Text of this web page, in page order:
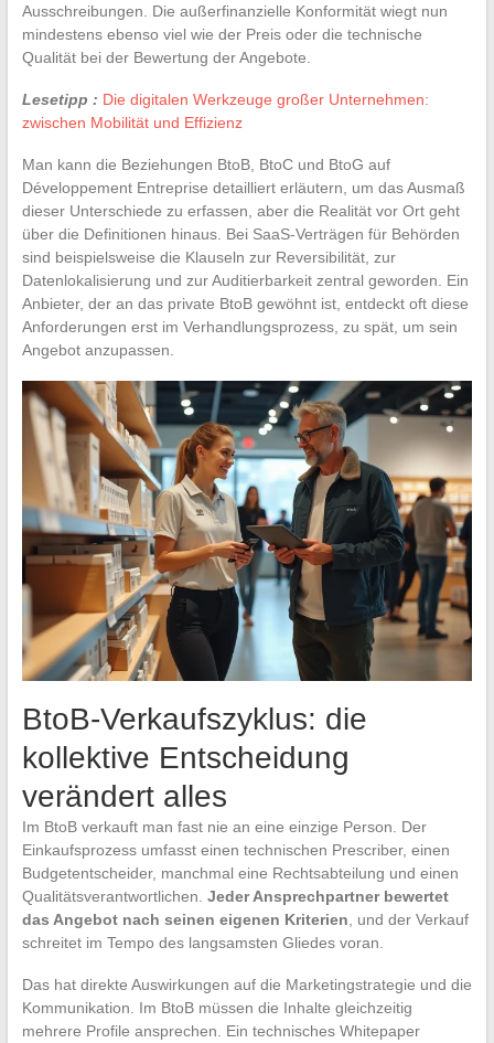
Ausschreibungen. Die außerfinanzielle Konformität wiegt nun
mindestens ebenso viel wie der Preis oder die technische
Qualität bei der Bewertung der Angebote.
Lesetipp : Die digitalen Werkzeuge großer Unternehmen:
zwischen Mobilität und Effizienz
Man kann die Beziehungen BtoB, BtoC und BtoG auf
Développement Entreprise detailliert erläutern, um das Ausmaß
dieser Unterschiede zu erfassen, aber die Realität vor Ort geht
über die Definitionen hinaus. Bei SaaS-Verträgen für Behörden
sind beispielsweise die Klauseln zur Reversibilität, zur
Datenlokalisierung und zur Auditierbarkeit zentral geworden. Ein
Anbieter, der an das private BtoB gewöhnt ist, entdeckt oft diese
Anforderungen erst im Verhandlungsprozess, zu spät, um sein
Angebot anzupassen.
BtoB-Verkaufszyklus: die
kollektive Entscheidung
verändert alles
Im BtoB verkauft man fast nie an eine einzige Person. Der
Einkaufsprozess umfasst einen technischen Prescriber, einen
Budgetentscheider, manchmal eine Rechtsabteilung und einen
Qualitätsverantwortlichen. Jeder Ansprechpartner bewertet
das Angebot nach seinen eigenen Kriterien, und der Verkauf
schreitet im Tempo des langsamsten Gliedes voran.
Das hat direkte Auswirkungen auf die Marketingstrategie und die
Kommunikation. Im BtoB müssen die Inhalte gleichzeitig
mehrere Profile ansprechen. Ein technisches Whitepaper